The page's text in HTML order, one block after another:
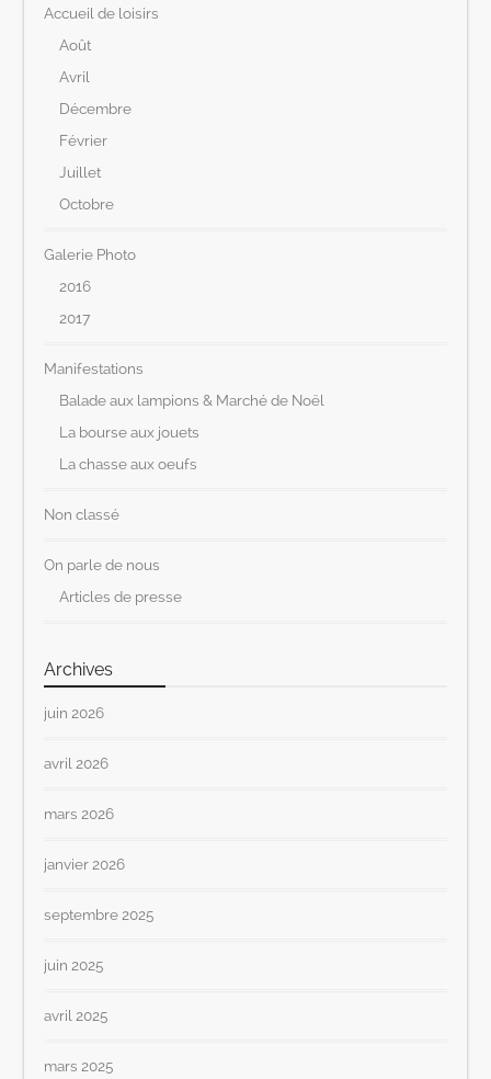
Accueil de loisirs
Août
Avril
Décembre
Février
Juillet
Octobre
Galerie Photo
2016
2017
Manifestations
Balade aux lampions & Marché de Noël
La bourse aux jouets
La chasse aux oeufs
Non classé
On parle de nous
Articles de presse
Archives
juin 2026
avril 2026
mars 2026
janvier 2026
septembre 2025
juin 2025
avril 2025
mars 2025